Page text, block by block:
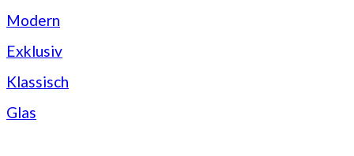
Modern
Exklusiv
Klassisch
Glas